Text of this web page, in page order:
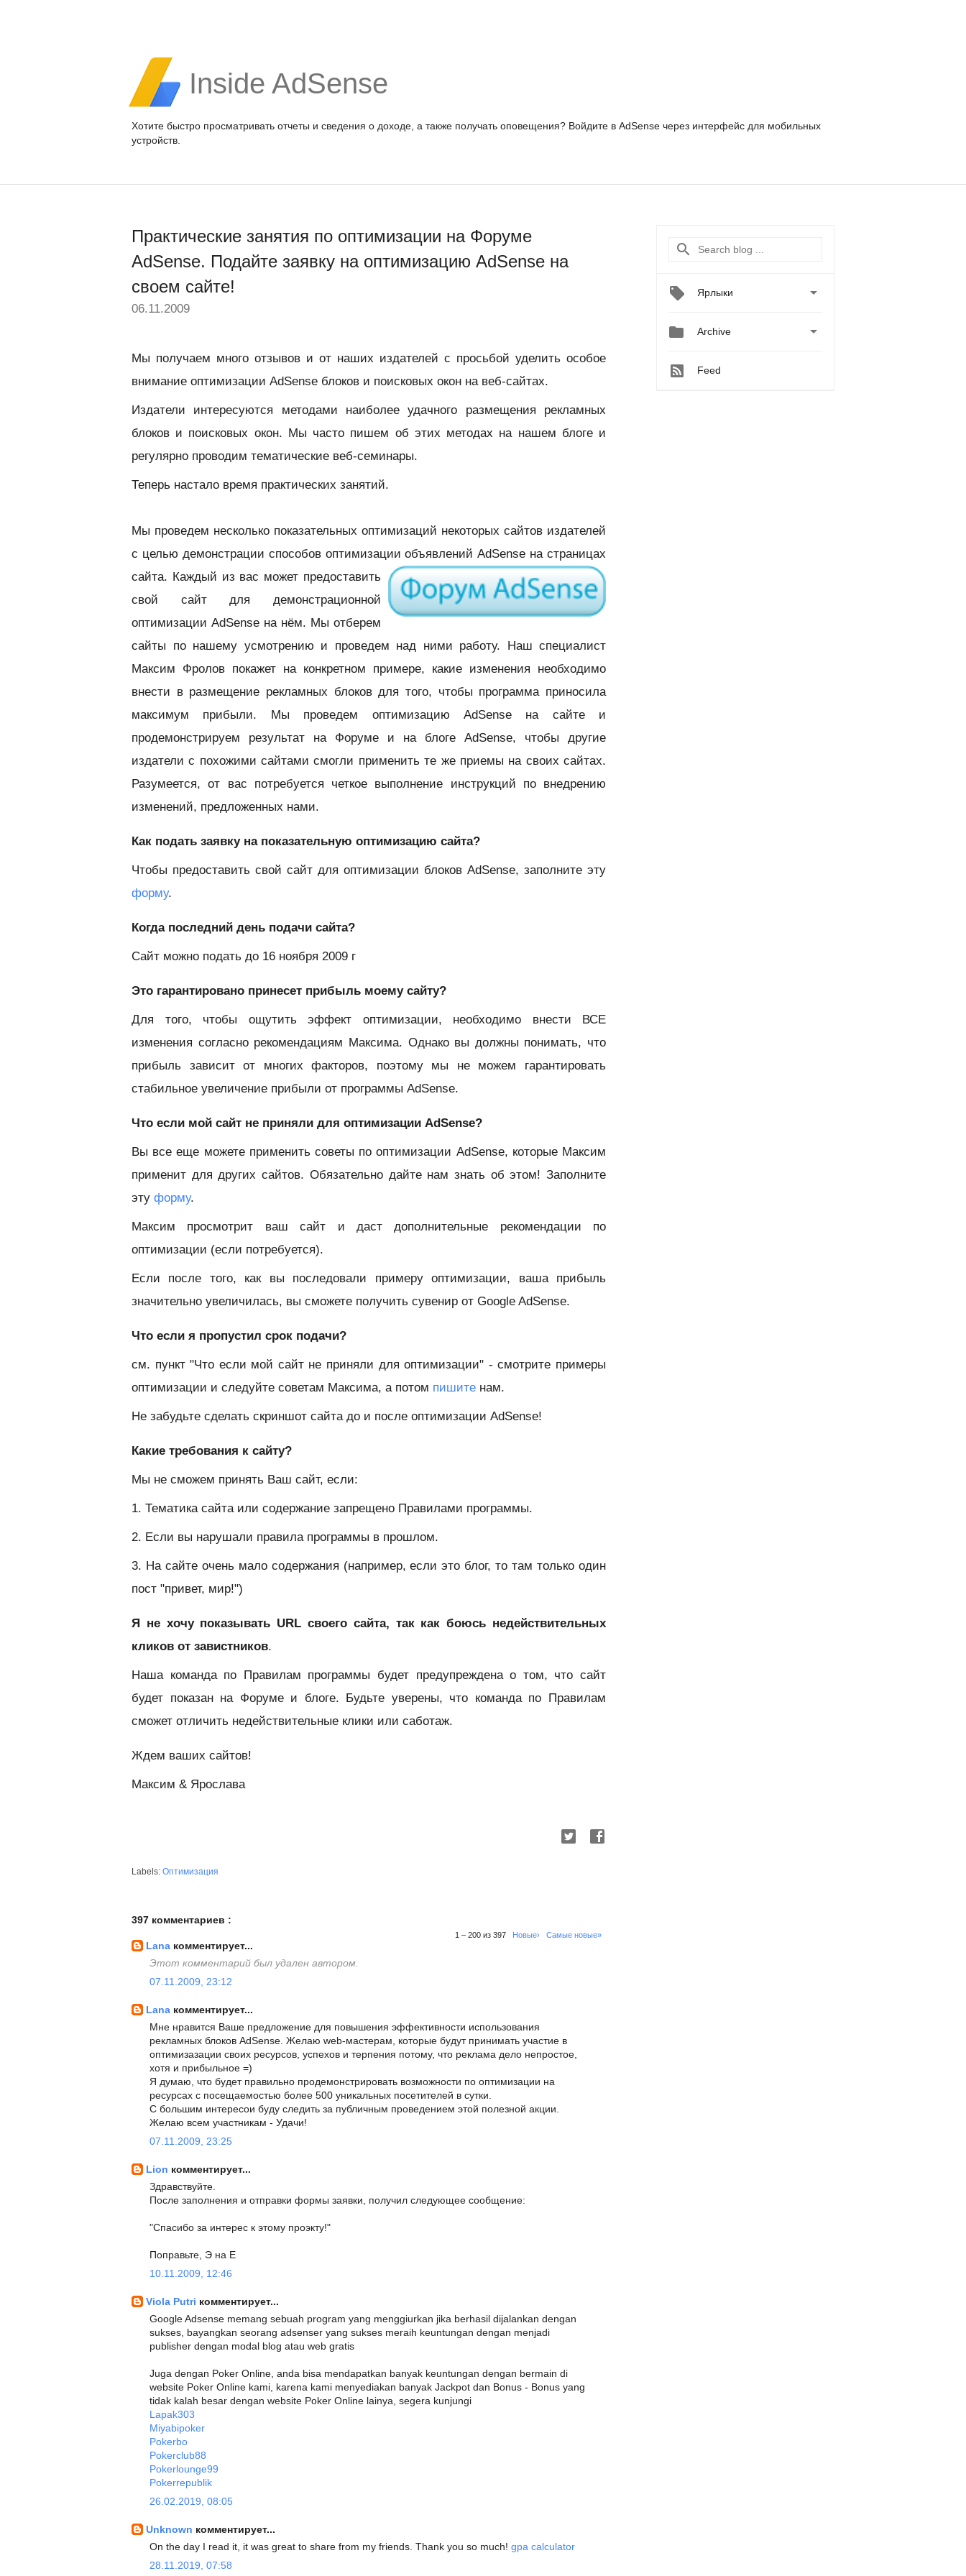
Inside AdSense
Хотите быстро просматривать отчеты и сведения о доходе, а также получать оповещения? Войдите в AdSense через интерфейс для мобильных
устройств.
Практические занятия по оптимизации на Форуме
AdSense. Подайте заявку на оптимизацию AdSense на
своем сайте!
06.11.2009
Мы получаем много отзывов и от наших издателей с просьбой уделить особое
внимание оптимизации AdSense блоков и поисковых окон на веб-сайтах.
Издатели интересуются методами наиболее удачного размещения рекламных
блоков и поисковых окон. Мы часто пишем об этих методах на нашем блоге и
регулярно проводим тематические веб-семинары.
Теперь настало время практических занятий.
Мы проведем несколько показательных оптимизаций некоторых сайтов издателей
с целью демонстрации способов оптимизации объявлений AdSense на страницах
сайта. Каждый из вас может предоставить
свой сайт для демонстрационной
оптимизации AdSense на нём. Мы отберем
сайты по нашему усмотрению и проведем над ними работу. Наш специалист
Максим Фролов покажет на конкретном примере, какие изменения необходимо
внести в размещение рекламных блоков для того, чтобы программа приносила
максимум прибыли. Мы проведем оптимизацию AdSense на сайте и
продемонстрируем результат на Форуме и на блоге AdSense, чтобы другие
издатели с похожими сайтами смогли применить те же приемы на своих сайтах.
Разумеется, от вас потребуется четкое выполнение инструкций по внедрению
изменений, предложенных нами.
Как подать заявку на показательную оптимизацию сайта?
Чтобы предоставить свой сайт для оптимизации блоков AdSense, заполните эту
форму.
Когда последний день подачи сайта?
Сайт можно подать до 16 ноября 2009 г
Это гарантировано принесет прибыль моему сайту?
Для того, чтобы ощутить эффект оптимизации, необходимо внести ВСЕ
изменения согласно рекомендациям Максима. Однако вы должны понимать, что
прибыль зависит от многих факторов, поэтому мы не можем гарантировать
стабильное увеличение прибыли от программы AdSense.
Что если мой сайт не приняли для оптимизации AdSense?
Вы все еще можете применить советы по оптимизации AdSense, которые Максим
применит для других сайтов. Обязательно дайте нам знать об этом! Заполните
эту форму.
Максим просмотрит ваш сайт и даст дополнительные рекомендации по
оптимизации (если потребуется).
Если после того, как вы последовали примеру оптимизации, ваша прибыль
значительно увеличилась, вы сможете получить сувенир от Google AdSense.
Что если я пропустил срок подачи?
см. пункт "Что если мой сайт не приняли для оптимизации" - смотрите примеры
оптимизации и следуйте советам Максима, а потом пишите нам.
Не забудьте сделать скриншот сайта до и после оптимизации AdSense!
Какие требования к сайту?
Мы не сможем принять Ваш сайт, если:
1. Тематика сайта или содержание запрещено Правилами программы.
2. Если вы нарушали правила программы в прошлом.
3. На сайте очень мало содержания (например, если это блог, то там только один
пост "привет, мир!")
Я не хочу показывать URL своего сайта, так как боюсь недействительных
кликов от завистников.
Наша команда по Правилам программы будет предупреждена о том, что сайт
будет показан на Форуме и блоге. Будьте уверены, что команда по Правилам
сможет отличить недействительные клики или саботаж.
Ждем ваших сайтов!
Максим & Ярослава
Labels: Оптимизация
397 комментариев :
1 – 200 из 397 Новые› Самые новые»
Lana комментирует...
Этот комментарий был удален автором.
07.11.2009, 23:12
Lana комментирует...
Мне нравится Ваше предложение для повышения эффективности использования
рекламных блоков AdSense. Желаю web-мастерам, которые будут принимать участие в
оптимизазации своих ресурсов, успехов и терпения потому, что реклама дело непростое,
хотя и прибыльное =)
Я думаю, что будет правильно продемонстрировать возможности по оптимизации на
ресурсах с посещаемостью более 500 уникальных посетителей в сутки.
С большим интересои буду следить за публичным проведением этой полезной акции.
Желаю всем участникам - Удачи!
07.11.2009, 23:25
Lion комментирует...
Здравствуйте.
После заполнения и отправки формы заявки, получил следующее сообщение:
"Спасибо за интерес к этому проэкту!"
Поправьте, Э на Е
10.11.2009, 12:46
Viola Putri комментирует...
Google Adsense memang sebuah program yang menggiurkan jika berhasil dijalankan dengan
sukses, bayangkan seorang adsenser yang sukses meraih keuntungan dengan menjadi
publisher dengan modal blog atau web gratis
Juga dengan Poker Online, anda bisa mendapatkan banyak keuntungan dengan bermain di
website Poker Online kami, karena kami menyediakan banyak Jackpot dan Bonus - Bonus yang
tidak kalah besar dengan website Poker Online lainya, segera kunjungi
Lapak303
Miyabipoker
Pokerbo
Pokerclub88
Pokerlounge99
Pokerrepublik
26.02.2019, 08:05
Unknown комментирует...
On the day I read it, it was great to share from my friends. Thank you so much! gpa calculator
28.11.2019, 07:58
Ярлыки 
 Archive 
Feed